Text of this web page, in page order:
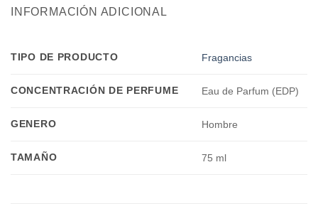
INFORMACIÓN ADICIONAL
TIPO DE PRODUCTO Fragancias
CONCENTRACIÓN DE PERFUME Eau de Parfum (EDP)
GENERO Hombre
TAMAÑO 75 ml